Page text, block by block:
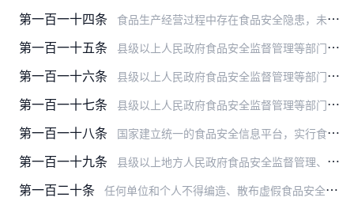
第一百一十四条 食品生产经营过程中存在食品安全隐患，未及时采取措施消除的，县级以上人民政府食品安全监督管理部门可以对食品生产经营者的法定代表人或者主要负责人进行责任约谈。食品生…
第一百一十五条 县级以上人民政府食品安全监督管理等部门应当公布本部门的电子邮件地址或者电话，接受咨询、投诉、举报。接到咨询、投诉、举报，对属于本部门职责的，应当受理并在法定期限…
第一百一十六条 县级以上人民政府食品安全监督管理等部门应当加强对执法人员食品安全法律、法规、标准和专业知识与执法能力等的培训，并组织考核。不具备相应知识和能力的，不得从事食品安…
第一百一十七条 县级以上人民政府食品安全监督管理等部门未及时发现食品安全系统性风险，未及时消除监督管理区域内的食品安全隐患的，本级人民政府可以对其主要负责人进行责任约谈。
第一百一十八条 国家建立统一的食品安全信息平台，实行食品安全信息统一公布制度。国家食品安全总体情况、食品安全风险警示信息、重大食品安全事故及其调查处理信息和国务院确定需要统一公…
第一百一十九条 县级以上地方人民政府食品安全监督管理、卫生行政、农业行政部门获知本法规定需要统一公布的信息，应当向上级主管部门报告，由上级主管部门立即报告国务院食品安全监督管理…
第一百二十条 任何单位和个人不得编造、散布虚假食品安全信息。